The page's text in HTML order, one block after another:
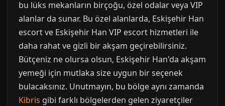
bu lüks mekanların birçoğu, özel odalar veya VIP
alanlar da sunar. Bu özel alanlarda, Eskişehir Han
escort ve Eskişehir Han VIP escort hizmetleri ile
daha rahat ve gizli bir akşam geçirebilirsiniz.
Bütçeniz ne olursa olsun, Eskişehir Han'da akşam
yemeği için mutlaka size uygun bir seçenek
bulacaksınız. Unutmayın, bu bölge aynı zamanda
Kibris gibi farklı bölgelerden gelen ziyaretçiler